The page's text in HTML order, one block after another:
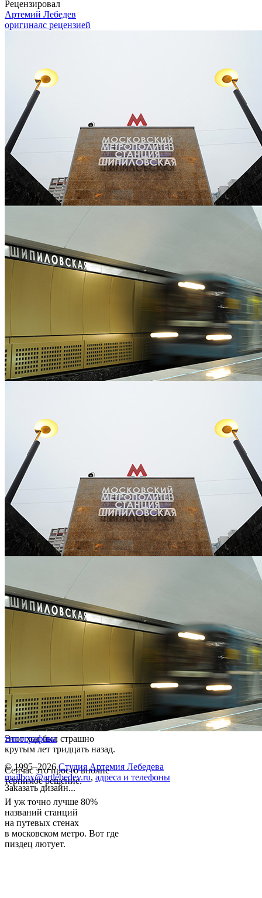
Рецензировал
Артемий Лебедев
оригиналс рецензией
Этот ход был страшно
крутым лет тридцать назад.
Сейчас это просто вполне
терпимое решение.
И уж точно лучше 80%
названий станций
на путевых стенах
в московском метро. Вот где
пиздец лютует.
типографика
© 1995–2026 Студия Артемия Лебедева
mailbox@artlebedev.ru, адреса и телефоны
Заказать дизайн...